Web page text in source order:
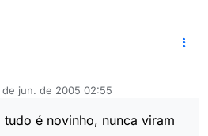
de jun. de 2005 02:55
é novinho, nunca viram